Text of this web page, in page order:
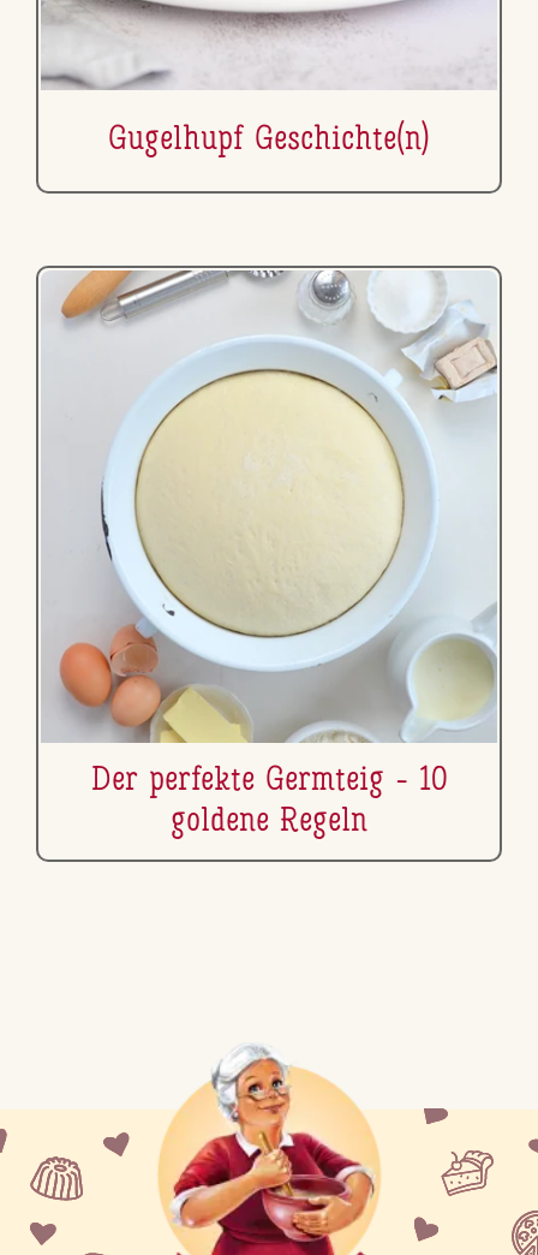
Gugelhupf Ge­schich­te(n)
Der perfekte Germteig - 10
goldene Regeln